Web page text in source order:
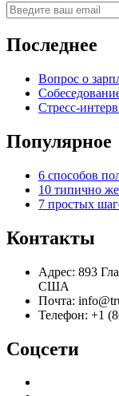
Последнее
Вопрос о
Стресс-
Популярное
6 способов
10 типично
7 простых
Контакты
Адрес: 893
США
Почта:
Телефон: +1
Соцсети